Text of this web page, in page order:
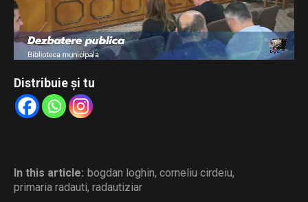
Distribuie și tu
In this article: bogdan loghin, corneliu cirdeiu,
primaria radauti, radautiziar